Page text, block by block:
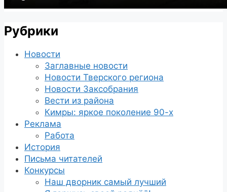
Рубрики
Новости
Заглавные новости
Новости Тверского региона
Новости Заксобрания
Вести из района
Кимры: яркое поколение 90-х
Реклама
Работа
История
Письма читателей
Конкурсы
Наш дворник самый лучший